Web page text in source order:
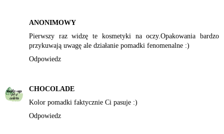
ANONIMOWY
Pierwszy raz widzę te kosmetyki na oczy.Opakowania bardzo
przykuwają uwagę ale działanie pomadki fenomenalne :)
Odpowiedz
CHOCOLADE
Kolor pomadki faktycznie Ci pasuje :)
Odpowiedz